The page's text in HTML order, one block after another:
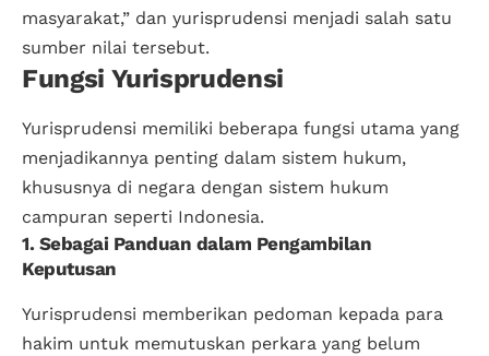
masyarakat,” dan yurisprudensi menjadi salah satu
sumber nilai tersebut.
Fungsi Yurisprudensi
Yurisprudensi memiliki beberapa fungsi utama yang
menjadikannya penting dalam sistem hukum,
khususnya di negara dengan sistem hukum
campuran seperti Indonesia.
1. Sebagai Panduan dalam Pengambilan
Keputusan
Yurisprudensi memberikan pedoman kepada para
hakim untuk memutuskan perkara yang belum